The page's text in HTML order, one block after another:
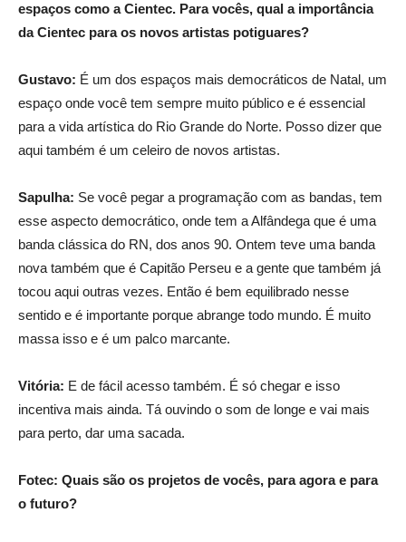
espaços como a Cientec. Para vocês, qual a importância
da Cientec para os novos artistas potiguares?
Gustavo: É um dos espaços mais democráticos de Natal, um
espaço onde você tem sempre muito público e é essencial
para a vida artística do Rio Grande do Norte. Posso dizer que
aqui também é um celeiro de novos artistas.
Sapulha: Se você pegar a programação com as bandas, tem
esse aspecto democrático, onde tem a Alfândega que é uma
banda clássica do RN, dos anos 90. Ontem teve uma banda
nova também que é Capitão Perseu e a gente que também já
tocou aqui outras vezes. Então é bem equilibrado nesse
sentido e é importante porque abrange todo mundo. É muito
massa isso e é um palco marcante.
Vitória: E de fácil acesso também. É só chegar e isso
incentiva mais ainda. Tá ouvindo o som de longe e vai mais
para perto, dar uma sacada.
Fotec: Quais são os projetos de vocês, para agora e para
o futuro?